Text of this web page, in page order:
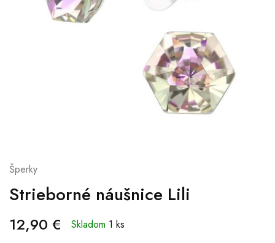
Šperky
Strieborné náušnice Lili
12,90 € Skladom 1 ks